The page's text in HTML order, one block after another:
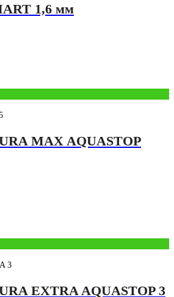
1,6 мм
MAX AQUASTOP
3
EXTRA AQUASTOP 3